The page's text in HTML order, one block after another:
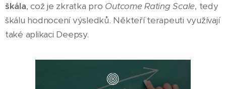
škála, což je zkratka pro Outcome Rating Scale, tedy
škálu hodnocení výsledků. Někteří terapeuti využívají
také aplikaci Deepsy.